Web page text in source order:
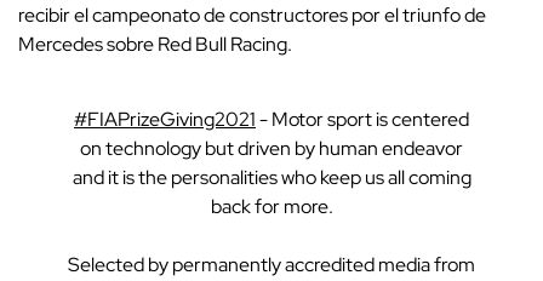
recibir el campeonato de constructores por el triunfo de
Mercedes sobre Red Bull Racing.
#FIAPrizeGiving2021- Motor sport is centered
on technology but driven by human endeavor
and it is the personalities who keep us all coming
back for more.
Selected by permanently accredited media from